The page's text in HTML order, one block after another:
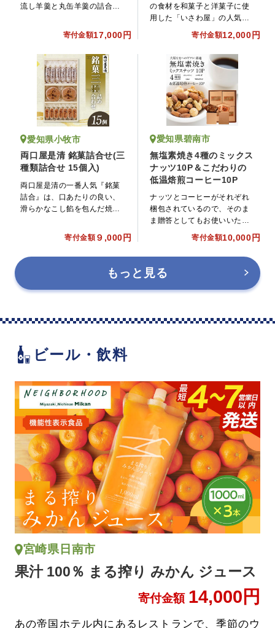
流し羊羹と丸缶羊羹の詰合せ
活かしてまとめる金時豆の特
徴は、そのまま同店の心が
け。伝統の味わいを今に伝え
ています。
寄付金額17,000円
の食材を和菓子と洋菓子に使
用した「いさわ屋」の人気商
品3種を詰合せでご用意いたし
寄付金額12,000円
愛知県小牧市
両口屋是清 銘菓詰合せ(三
種類詰合せ 15個入)
両口屋是清の一番人気『銘菓
詰合』は、口あたりの良い、
滑らかなこし餡を包んだ焼菓
寄付金額 ９,000円
愛知県碧南市
無塩素焼き4種のミックス
ナッツ10P＆こだわりの
低温焙煎コーヒー10P
ナッツとコーヒーがそれぞれ
梱包されているので、そのま
ま贈答としてもお使いいただ
寄付金額10,000円
もっと見る
ビール・飲料
宮崎県日南市
果汁 100％ まる搾り みかん ジュース
寄付金額 14,000円
あの帝国ホテル内にあるレストランで、季節のウ